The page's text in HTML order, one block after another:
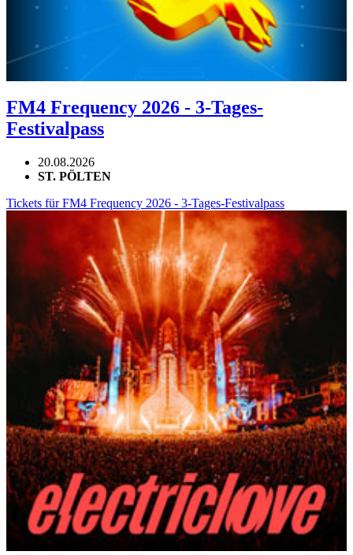
FM4 Frequency 2026 - 3-Tages-
Festivalpass
20.08.2026
ST. PÖLTEN
Tickets für FM4 Frequency 2026 - 3-Tages-Festivalpass